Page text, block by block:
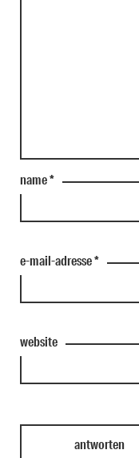
name*
e-mail-adresse*
website